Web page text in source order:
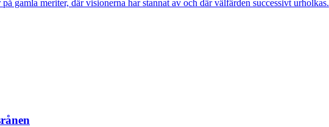
gamla meriter, där visionerna har stannat av och där välfärden successivt urholkas.